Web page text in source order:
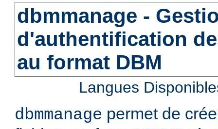
dbmmanage -
d'authentification
au format DBM
Langues
dbmmanage permet de